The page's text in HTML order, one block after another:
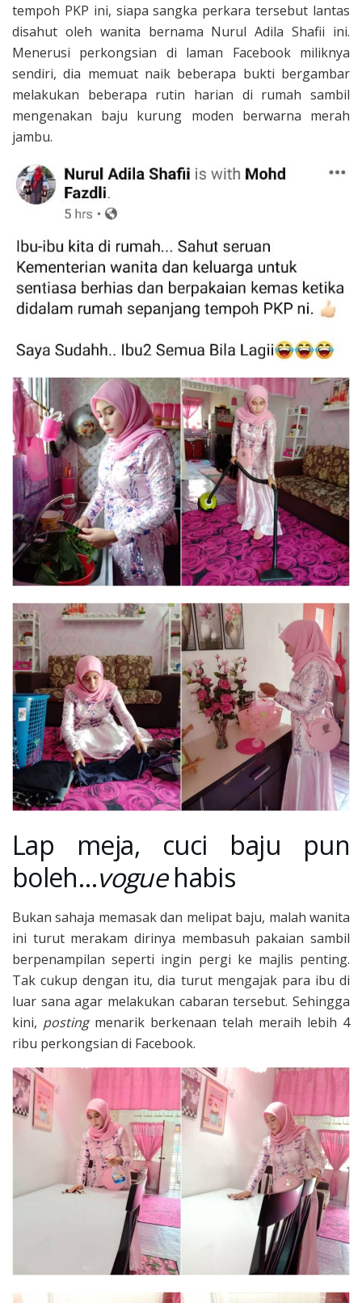
tempoh PKP ini, siapa sangka perkara tersebut lantas
disahut oleh wanita bernama Nurul Adila Shafii ini.
Menerusi perkongsian di laman Facebook miliknya
sendiri, dia memuat naik beberapa bukti bergambar
melakukan beberapa rutin harian di rumah sambil
mengenakan baju kurung moden berwarna merah
jambu.
Lap meja, cuci baju pun
boleh…voguehabis
Bukan sahaja memasak dan melipat baju, malah wanita
ini turut merakam dirinya membasuh pakaian sambil
berpenampilan seperti ingin pergi ke majlis penting.
Tak cukup dengan itu, dia turut mengajak para ibu di
luar sana agar melakukan cabaran tersebut. Sehingga
kini, postingmenarik berkenaan telah meraih lebih 4
ribu perkongsian di Facebook.